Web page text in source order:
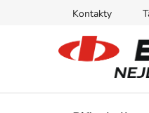
Kontakty